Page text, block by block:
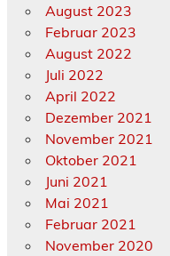
August 2023
Februar 2023
August 2022
Juli 2022
April 2022
Dezember 2021
November 2021
Oktober 2021
Juni 2021
Mai 2021
Februar 2021
November 2020